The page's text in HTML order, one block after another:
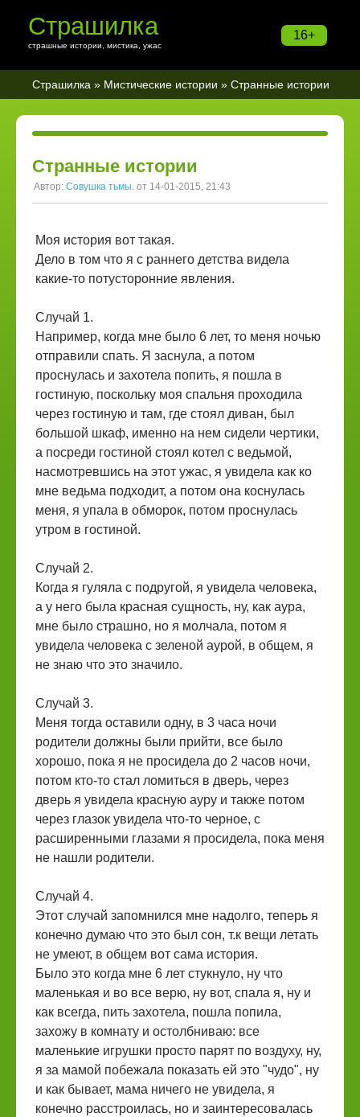
16+
Страшилка
страшные истории, мистика, ужас
Страшилка » Мистические истории » Странные истории
Странные истории
Автор: Совушка тьмы. от 14-01-2015, 21:43
Моя история вот такая.
Дело в том что я с раннего детства видела
какие-то потусторонние явления.
Случай 1.
Например, когда мне было 6 лет, то меня ночью
отправили спать. Я заснула, а потом
проснулась и захотела попить, я пошла в
гостиную, поскольку моя спальня проходила
через гостиную и там, где стоял диван, был
большой шкаф, именно на нем сидели чертики,
а посреди гостиной стоял котел с ведьмой,
насмотревшись на этот ужас, я увидела как ко
мне ведьма подходит, а потом она коснулась
меня, я упала в обморок, потом проснулась
утром в гостиной.
Случай 2.
Когда я гуляла с подругой, я увидела человека,
а у него была красная сущность, ну, как аура,
мне было страшно, но я молчала, потом я
увидела человека с зеленой аурой, в общем, я
не знаю что это значило.
Случай 3.
Меня тогда оставили одну, в 3 часа ночи
родители должны были прийти, все было
хорошо, пока я не просидела до 2 часов ночи,
потом кто-то стал ломиться в дверь, через
дверь я увидела красную ауру и также потом
через глазок увидела что-то черное, с
расширенными глазами я просидела, пока меня
не нашли родители.
Случай 4.
Этот случай запомнился мне надолго, теперь я
конечно думаю что это был сон, т.к вещи летать
не умеют, в общем вот сама история.
Было это когда мне 6 лет стукнуло, ну что
маленькая и во все верю, ну вот, спала я, ну и
как всегда, пить захотела, пошла попила,
захожу в комнату и остолбниваю: все
маленькие игрушки просто парят по воздуху, ну,
я за мамой побежала показать ей это "чудо", ну
и как бывает, мама ничего не увидела, я
конечно расстроилась, но и заинтересовалась